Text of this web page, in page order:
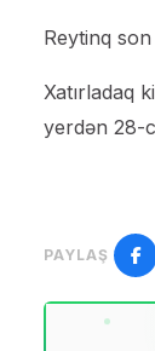
Reytinq
Xatırladaq
yerdən 28-
PAYLAŞ